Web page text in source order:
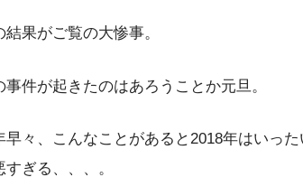
結果がご覧の大惨事。
事件が起きたのはあろうことか元旦。
早々、こんなことがあると2018年はいっ
すぎる、、、。